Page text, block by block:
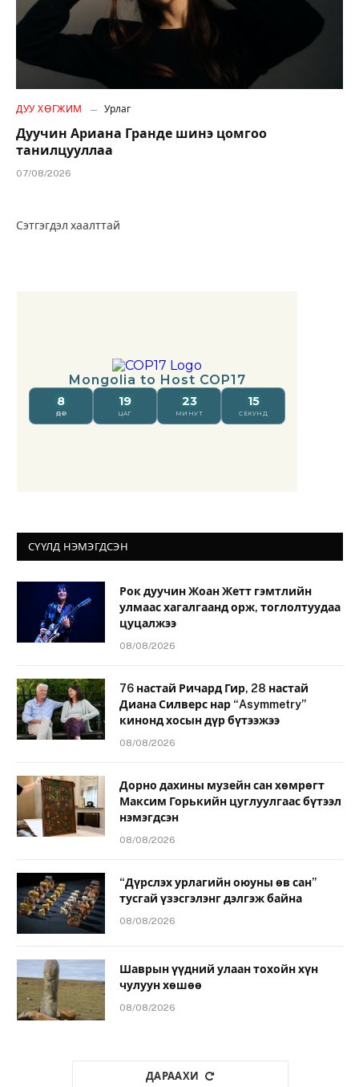
ДУУ ХӨГЖИМ Урлаг
Дуучин Ариана Гранде шинэ цомгоо
танилцууллаа
07/08/2026
Сэтгэгдэл хаалттай
СҮҮЛД НЭМЭГДСЭН
Рок дуучин Жоан Жетт гэмтлийн
улмаас хагалгаанд орж, тоглолтуудаа
цуцалжээ
08/08/2026
76 настай Ричард Гир, 28 настай
Диана Силверс нар “Asymmetry”
кинонд хосын дүр бүтээжээ
08/08/2026
Дорно дахины музейн сан хөмрөгт
Максим Горькийн цуглуулгаас бүтээл
нэмэгдсэн
08/08/2026
“Дүрслэх урлагийн оюуны өв сан”
тусгай үзэсгэлэнг дэлгэж байна
08/08/2026
Шаврын үүдний улаан тохойн хүн
чулуун хөшөө
08/08/2026
ДАРААХИ